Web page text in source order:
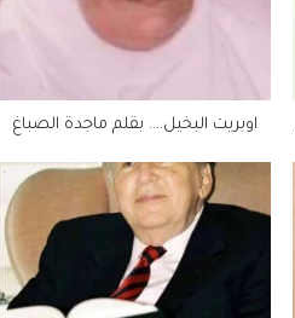
اوبريت البخيل…. بقلم ماجدة الصباغ